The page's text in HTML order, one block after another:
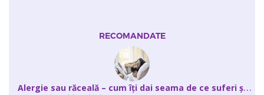
RECOMANDATE
A
lergie sau răceală – cum îţi dai seama de ce suferi și de ce conteaz...